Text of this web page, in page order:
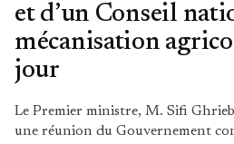
et d’un Conseil
mécanisation
jour
Le Premier ministre, M. Sifi
une réunion du Gouvernement